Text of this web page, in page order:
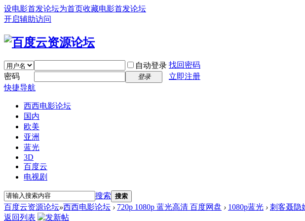
设电影首发论坛为首页收藏电影首发论坛
开启辅助访问
自动登录 找回密码
密码
登录
立即注册
快捷导航
西西电影论坛
国内
欧美
亚洲
蓝光
3D
百度云
电视剧
搜索 搜索
百度云资源论坛»西西电影论坛 › 720p 1080p 蓝光高清 百度网盘 › 1080p蓝光 › 刺客聂隐
返回列表